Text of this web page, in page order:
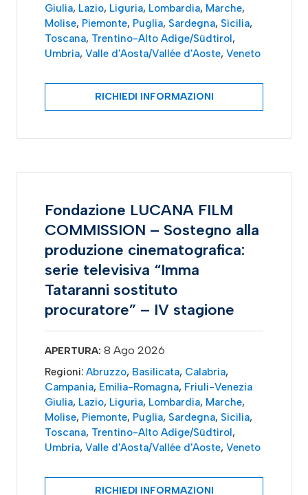
Giulia, Lazio, Liguria, Lombardia, Marche,
Molise, Piemonte, Puglia, Sardegna, Sicilia,
Toscana, Trentino-Alto Adige/Südtirol,
Umbria, Valle d'Aosta/Vallée d'Aoste, Veneto
RICHIEDI INFORMAZIONI
Fondazione LUCANA FILM
COMMISSION – Sostegno alla
produzione cinematografica:
serie televisiva “Imma
Tataranni sostituto
procuratore” – IV stagione
APERTURA: 8 Ago 2026
Regioni: Abruzzo, Basilicata, Calabria,
Campania, Emilia-Romagna, Friuli-Venezia
Giulia, Lazio, Liguria, Lombardia, Marche,
Molise, Piemonte, Puglia, Sardegna, Sicilia,
Toscana, Trentino-Alto Adige/Südtirol,
Umbria, Valle d'Aosta/Vallée d'Aoste, Veneto
RICHIEDI INFORMAZIONI